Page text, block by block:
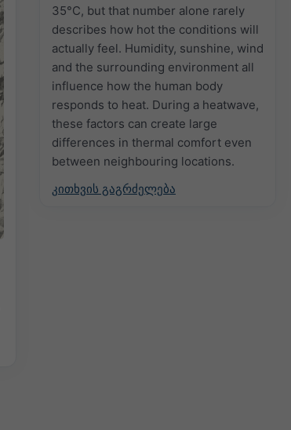
35°C, but that number alone rarely
describes how hot the conditions will
actually feel. Humidity, sunshine, wind
and the surrounding environment all
influence how the human body
responds to heat. During a heatwave,
these factors can create large
differences in thermal comfort even
between neighbouring locations.
კითხვის გაგრძელება